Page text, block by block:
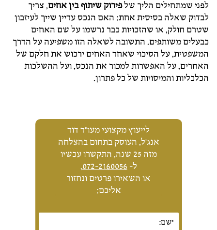
לפני שמתחילים הליך שלפירוק שיתוף בין אחים, צריך
לבדוק שאלה בסיסית אחת: האם הנכס עדיין שייך לעיזבון
שטרם חולק, או שהזכויות כבר נרשמו על שם האחים
כבעלים משותפים. התשובה לשאלה הזו משפיעה על הדרך
המשפטית, על הסיכוי שאחד האחים ירכוש את חלקם של
האחרים, על האפשרות למכור את הנכס, ועל ההשלכות
הכלכליות והמיסויות של כל פתרון.
לייעוץ מקצועי מעו"ד דוד
אנג'ל, העוסק בתחום בהצלחה
מזה 25 שנה, התקשרו עכשיו
ל- 072-2160056
,
או השאירו פרטים ונחזור
אליכם: